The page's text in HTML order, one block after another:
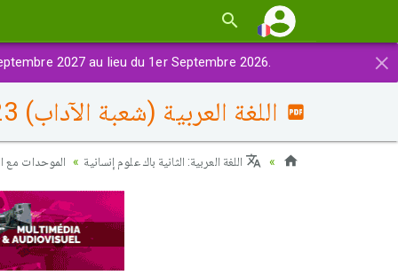
×
2027 au lieu du 1er Septembre 2026.
اللغة العربية (شعبة الآداب) 2023 الدورة الإستدراكية - الموضوع
اللغة العربية: الثانية باك علوم إنسانية الموحدات مع